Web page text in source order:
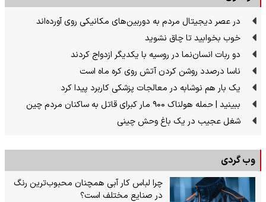
در عصر دیجیتال مردم به دوربین‌های مکانیکی روی آورده‌اند
خوب بخوابید تا چاق نشوید
دو ربات انسان‌نما در روسیه با یکدیگر ازدواج کردند
ناسا درصدد روشن کردن آتش روی کره ماه است
یک بار هم نوشابه در معالجات پزشکی کاربرد پیدا کرد
ببینید | حمله هولناک ۹۰۰ مار کبرای قاتل به ساکنان مردم چین
شغل عجیب در یک باغ وحش چینی
وب گردی
چرا لباس کار آبی همچنان محبوب‌ترین رنگ
در صنایع مختلف است؟